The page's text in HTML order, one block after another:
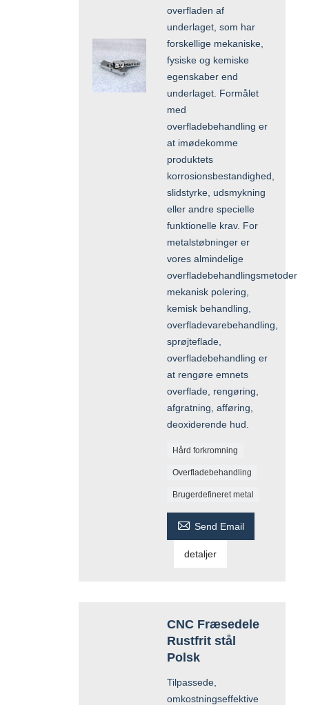
overfladen af
underlaget, som har
forskellige mekaniske,
fysiske og kemiske
egenskaber end
underlaget. Formålet
med
overfladebehandling er
at imødekomme
produktets
korrosionsbestandighed,
slidstyrke, udsmykning
eller andre specielle
funktionelle krav. For
metalstøbninger er
vores almindelige
overfladebehandlingsmetoder
mekanisk polering,
kemisk behandling,
overfladevarebehandling,
sprøjteflade,
overfladebehandling er
at rengøre emnets
overflade, rengøring,
afgratning, afføring,
deoxiderende hud.
Hård forkromning
Overfladebehandling
Brugerdefineret metal
 Send Email
detaljer
CNC Fræsedele
Rustfrit stål
Polsk
Tilpassede,
omkostningseffektive